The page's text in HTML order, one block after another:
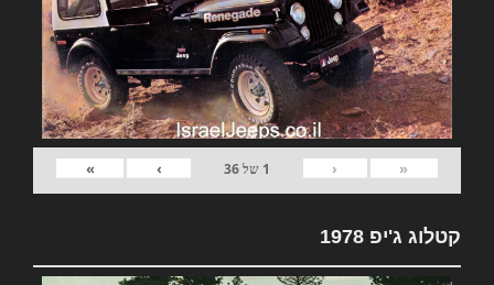
«
‹
1 של36
›
»
קטלוג ג'יפ 1978